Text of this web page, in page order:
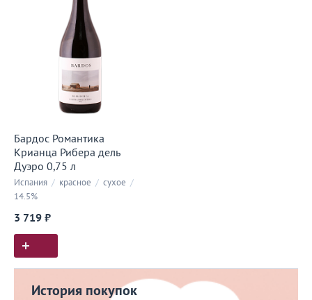
Бардос Романтика
Крианца Рибера дель
Дуэро 0,75 л
Испания / красное / сухое /
14.5%
3 719 ₽
История покупок